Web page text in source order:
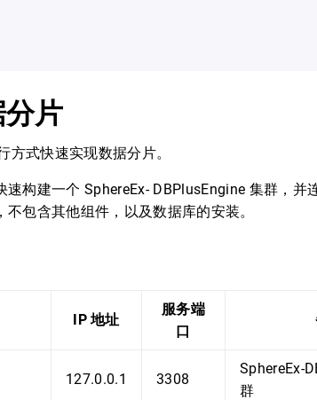
片
方式快速实现数据分片。
构建一个 SphereEx- DBPlusEngine 集群，并
包含其他组件，以及数据库的安装。
IP 地址
服务端
口
127.0.0.1 3308
SphereEx-
群